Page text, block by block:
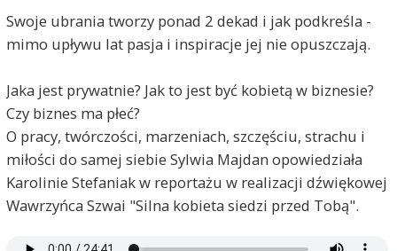
Swoje ubrania tworzy ponad 2 dekad i jak podkreśla -
mimo upływu lat pasja i inspiracje jej nie opuszczają.
Jaka jest prywatnie? Jak to jest być kobietą w biznesie?
Czy biznes ma płeć?
O pracy, twórczości, marzeniach, szczęściu, strachu i
miłości do samej siebie Sylwia Majdan opowiedziała
Karolinie Stefaniak w reportażu w realizacji dźwiękowej
Wawrzyńca Szwai "Silna kobieta siedzi przed Tobą".